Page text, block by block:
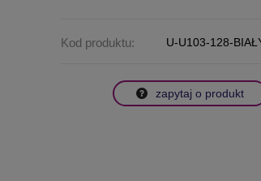
Kod produktu: U-U103-128-
zapytaj o produkt